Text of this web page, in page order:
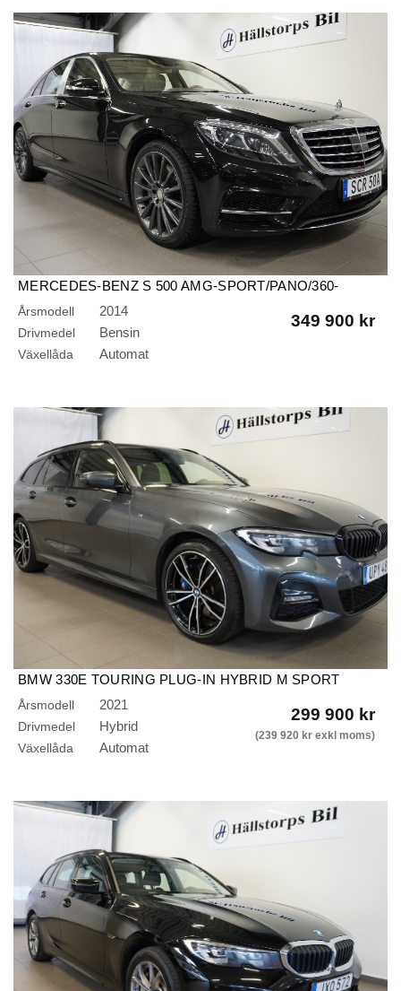
MERCEDES-BENZ S 500 AMG-SPORT/PANO/360-
KAMERA/NIGHT VISION
Årsmodell 2014
Drivmedel Bensin
Växellåda Automat
349 900 kr
BMW 330E TOURING PLUG-IN HYBRID M SPORT
AUTO/B-KAMERA/292HK
Årsmodell 2021
Drivmedel Hybrid
Växellåda Automat
299 900 kr
(239 920 kr exkl moms)